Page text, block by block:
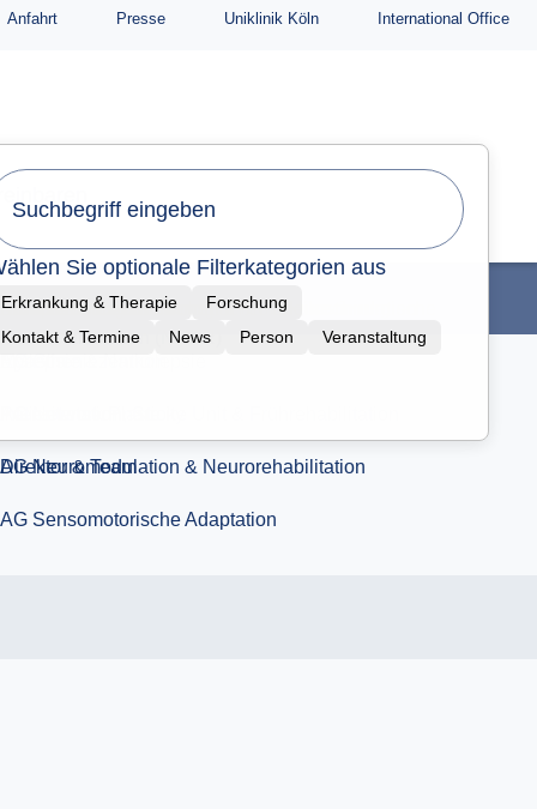
Anfahrt Presse Uniklinik Köln International Office